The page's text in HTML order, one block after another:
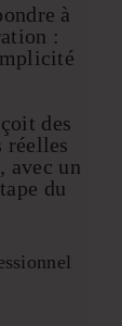
à
:
des
réelles
avec un
du